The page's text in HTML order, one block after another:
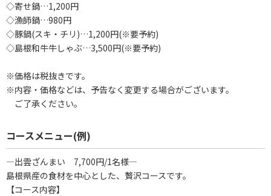
◇寄せ鍋…1,200円
◇漁師鍋…980円
◇豚鍋(スキ・チリ)…1,200円(※要予約)
◇島根和牛牛しゃぶ…3,500円(※要予約)
※価格は税抜きです。
※内容・価格などは、予告なく変更する場合がございます。
ご了承ください。
コースメニュー(例)
―出雲ざんまい 7,700円/1名様―
島根県産の食材を中心とした、贅沢コースです。
【コース内容】